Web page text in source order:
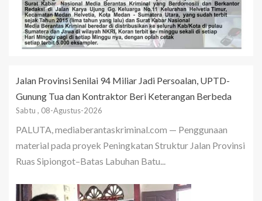
Jalan Provinsi Senilai 94 Miliar Jadi Persoalan, UPTD-
Gunung Tua dan Kontraktor Beri Keterangan Berbeda
Sabtu , 08-Agustus-2026
PALUTA, mediaberantaskriminal.com — Penggunaan
material pada proyek Peningkatan Struktur Jalan Provinsi
Ruas Sipiongot–Batas Labuhan Batu...